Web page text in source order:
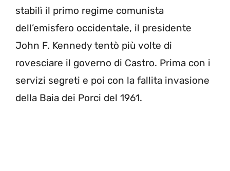
stabilì il primo regime comunista
dell’emisfero occidentale, il presidente
John F. Kennedy tentò più volte di
rovesciare il governo di Castro. Prima con i
servizi segreti e poi con la fallita invasione
della Baia dei Porci del 1961.